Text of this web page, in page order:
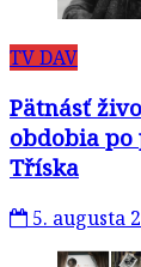
TV DAV
Pätnásť
obdobia po
Tříska
5. augusta